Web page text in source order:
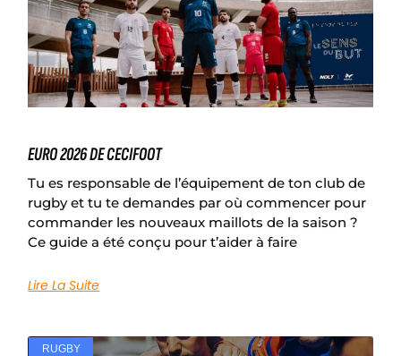
EURO 2026 DE CECIFOOT
Tu es responsable de l’équipement de ton club de
rugby et tu te demandes par où commencer pour
commander les nouveaux maillots de la saison ?
Ce guide a été conçu pour t’aider à faire
Lire La Suite
RUGBY